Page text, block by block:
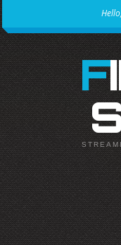
FILM &